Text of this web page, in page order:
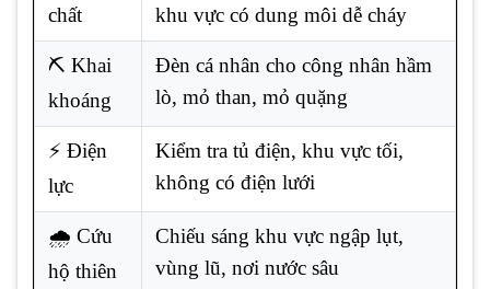
chất
khu vực có dung môi dễ cháy
⛏️ Khai
khoáng
Đèn cá nhân cho công nhân hầm
lò, mỏ than, mỏ quặng
⚡ Điện
lực
Kiểm tra tủ điện, khu vực tối,
không có điện lưới
🌧️ Cứu
hộ thiên
Chiếu sáng khu vực ngập lụt,
vùng lũ, nơi nước sâu